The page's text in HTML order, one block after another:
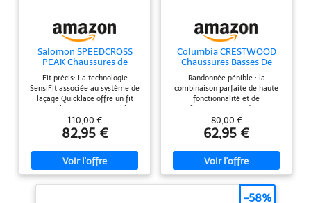
Salomon SPEEDCROSS
PEAK Chaussures de
randonnée pour homme
Fit précis: La technologie
SensiFit associée au système de
laçage Quicklace offre un fit
un instant. Protection tout-
terrain : Le pare-pierres et la
protection talon résistent aux
terrains les plus accidentés.
Adhérence active: Avec son profil
de crampons agressifs, le
110,00 €
82,95 €
Columbia CRESTWOOD
Chaussures Basses De
Randonnée Et Trekking
Homme, Noir (Shark x
Columbia Grey), 44 EU
Randonnée pénible : la
combinaison parfaite de haute
fonctionnalité et de
polyvalent vous offrira des
années de service confortable
80,00 €
62,95 €
-58%